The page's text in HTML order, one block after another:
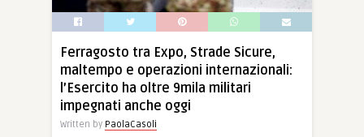
Ferragosto tra Expo, Strade Sicure,
maltempo e operazioni internazionali:
l’Esercito ha oltre 9mila militari
impegnati anche oggi
Written by PaolaCasoli